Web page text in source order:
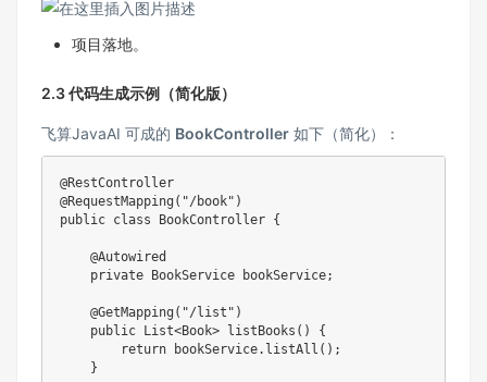
项目落地。
2.3 代码生成示例（简化版）
飞算JavaAI 可成的 BookController 如下（简化）：
@RestController
@RequestMapping ( "/book" )
public class BookController {
@Autowired
private
BookService bookService;
@GetMapping ( "/list" )
public
List<Book> listBooks ( )
{
return bookService. listAll ( ) ;
}